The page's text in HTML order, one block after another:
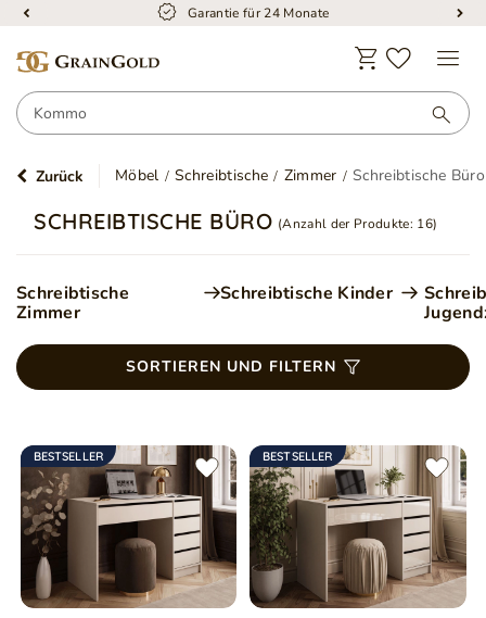
Garantie für 24 Monate
Zurück Möbel Schreibtische Zimmer Schreibtische Büro
SCHREIBTISCHE BÜRO (Anzahl der Produkte: 16)
Schreibtische
Zimmer
Schreibtische Kinder
SORTIEREN UND FILTERN
BESTSELLER BESTSELLER